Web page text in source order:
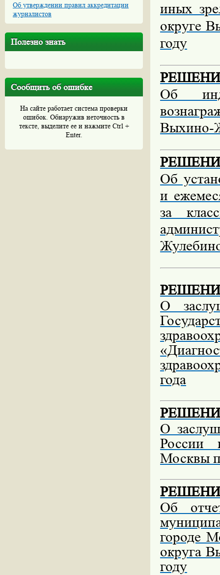
Об утверждении правил аккредитации
журналистов
Полезно знать
Сообщить об ошибке
На сайте работает система проверки
ошибок. Обнаружив неточность в
тексте, выделите ее и нажмите Ctrl +
Enter.
иных
округе
году
Об
Выхино-
Об
и
за
О
года
О
России
Москвы
Об
городе
округа
году